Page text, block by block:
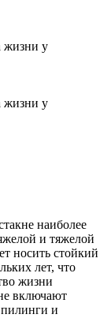
жизни у
наиболее
и тяжелой
носить стойкий
лет, что
жизни
включают
пилинги и